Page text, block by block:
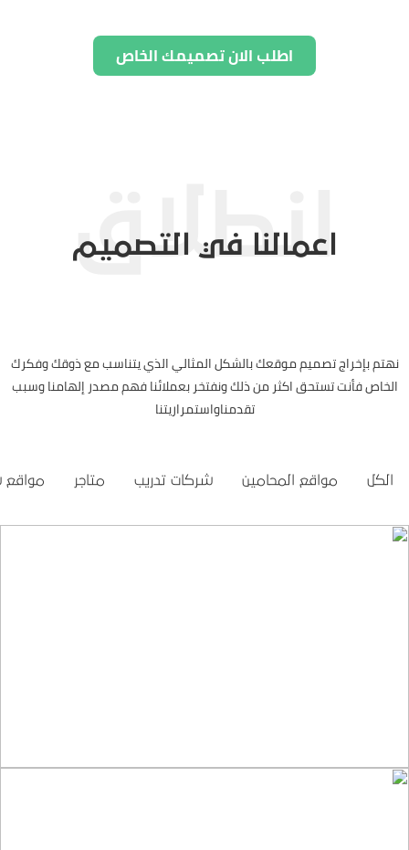
اطلب الان تصميمك الخاص
اعمالنا في التصميم
نهتم بإخراج تصميم موقعك بالشكل المثالي الذي يتناسب مع ذوقك وفكرك
الخاص فأنت تستحق اكثر من ذلك ونفتخر بعملائنا فهم مصدر إلهامنا وسبب
تقدمناواستمراريتنا
الكل مواقع المحامين شركات تدريب متاجر مواقع